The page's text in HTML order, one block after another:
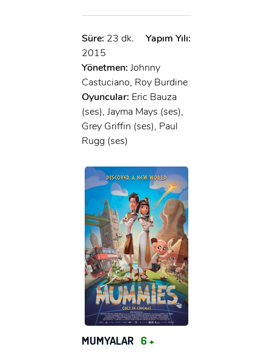
Süre: 23 dk.
Yapım Yılı:
2015
Yönetmen: Johnny
Castuciano, Roy Burdine
Oyuncular: Eric Bauza
(ses), Jayma Mays (ses),
Grey Griffin (ses), Paul
Rugg (ses)
MUMYALAR 6 +